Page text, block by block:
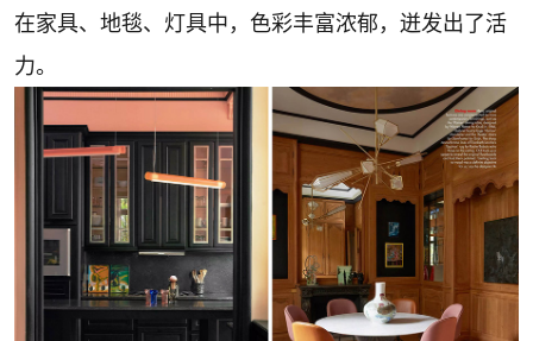
在家具、地毯、灯具中，色彩丰富浓郁，迸发出了活
力。